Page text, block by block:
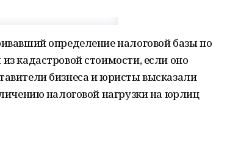
определение налоговой базы по
кадастровой стоимости, если оно
бизнеса и юристы высказали
налоговой нагрузки на юрлиц